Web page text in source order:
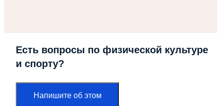
Есть вопросы по физической культуре
и спорту?
Напишите об этом